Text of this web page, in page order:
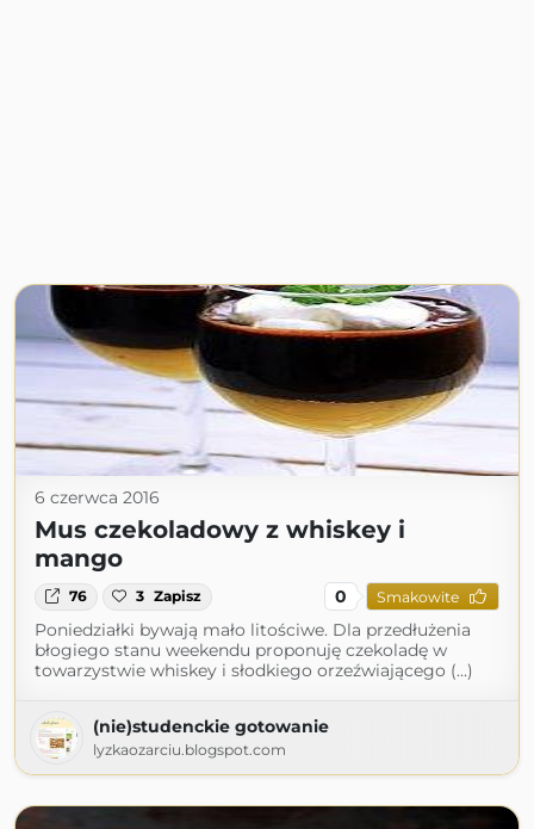
6 czerwca 2016
Mus czekoladowy z whiskey i
mango
76 3 Zapisz 0 Smakowite
Poniedziałki bywają mało litościwe. Dla przedłużenia
błogiego stanu weekendu proponuję czekoladę w
towarzystwie whiskey i słodkiego orzeźwiającego (...)
(nie)studenckie gotowanie
lyzkaozarciu.blogspot.com